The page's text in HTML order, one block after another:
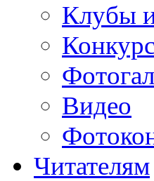
Клубы
Видео
Читателям